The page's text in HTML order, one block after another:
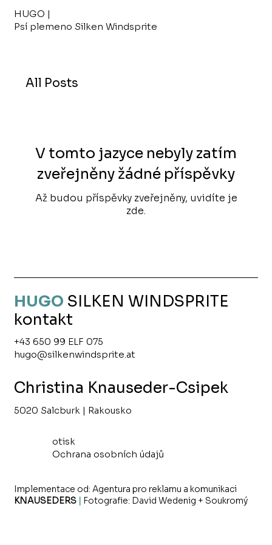
HUGO |
Psí plemeno Silken Windsprite
All Posts
V tomto jazyce nebyly zatím
zveřejněny žádné příspěvky
Až budou příspěvky zveřejněny, uvidíte je
zde.
HUGO SILKEN WINDSPRITE
kontakt
+43 650 99 ELF 075
hugo@silkenwindsprite.at
Christina Knauseder-Csipek
5020 Salcburk | Rakousko
otisk
Ochrana osobních údajů
Implementace od: Agentura pro reklamu a komunikaci
KNAUSEDERS | Fotografie: David Wedenig + Soukromý